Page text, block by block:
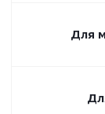
Для